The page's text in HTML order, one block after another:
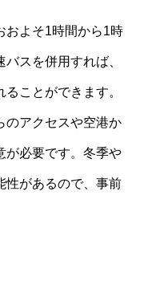
およそ1時間から1時
スを併用すれば、
ことができます。
のアクセスや空港か
が必要です。冬季や
性があるので、事前